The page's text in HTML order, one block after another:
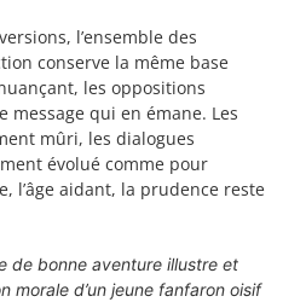
l’ensemble des
conserve la même base
les oppositions
qui en émane. Les
mûri, les dialogues
évolué comme pour
l’âge aidant, la prudence reste
de bonne aventure illustre et
morale d’un jeune fanfaron oisif